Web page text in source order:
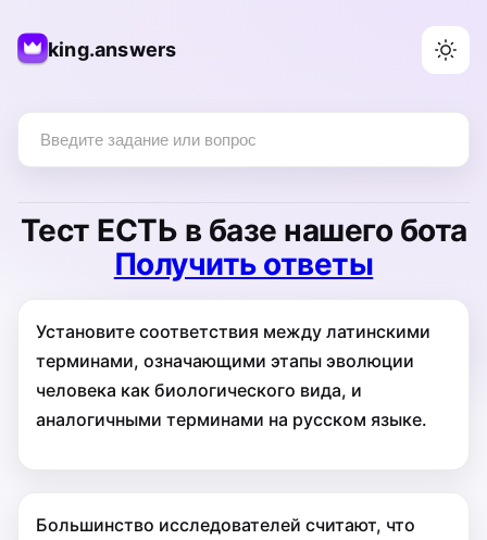
king.answers
Тест ЕСТЬ в базе нашего бота
Получить ответы
Установите соответствия между латинскими
терминами, означающими этапы эволюции
человека как биологического вида, и
аналогичными терминами на русском языке.
Большинство исследователей считают, что